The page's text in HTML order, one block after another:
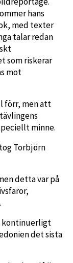
hans
med texter
talar redan
som riskerar
mot
förr, men att
minne.
Torbjörn
detta var på
kontinuerligt
det sista